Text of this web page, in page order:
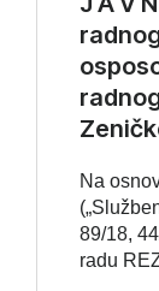
Na
89/18,
radu